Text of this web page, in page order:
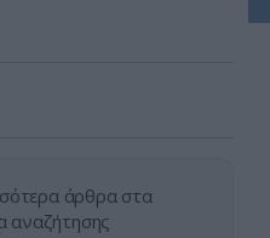
άρθρα στα
αναζήτησης